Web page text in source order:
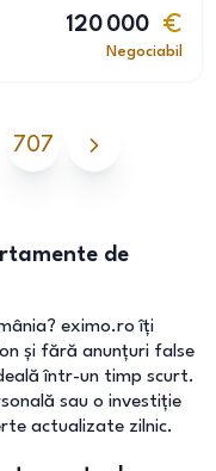
120 000
Negociabil
707
de
eximo.ro îți
și fără anunțuri false
într-un timp scurt.
sau o investiție
actualizate zilnic.